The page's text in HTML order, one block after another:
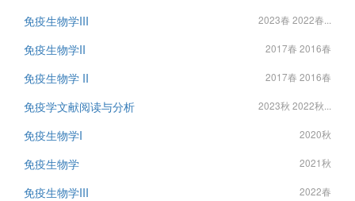
免疫生物学III 2023春 2022春...
免疫生物学II 2017春 2016春
免疫生物学 II 2017春 2016春
免疫学文献阅读与分析 2023秋 2022秋...
免疫生物学I 2020秋
免疫生物学 2021秋
免疫生物学III 2022春